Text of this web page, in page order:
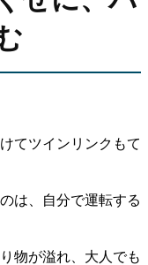
てツインリンクもて
は、自分で運転する
物が溢れ、大人でも